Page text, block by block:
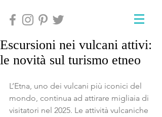
Escursioni nei vulcani attivi:
le novità sul turismo etneo
L’Etna, uno dei vulcani più iconici del
mondo, continua ad attirare migliaia di
visitatori nel 2025. Le attività vulcaniche